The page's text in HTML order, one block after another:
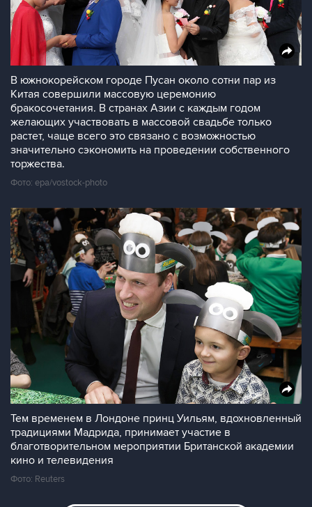
В южнокорейском городе Пусан около сотни пар из
Китая совершили массовую церемонию
бракосочетания. В странах Азии с каждым годом
желающих участвовать в массовой свадьбе только
растет, чаще всего это связано с возможностью
значительно сэкономить на проведении собственного
торжества.
Фото: epa/vostock-photo
Тем временем в Лондоне принц Уильям, вдохновленный
традициями Мадрида, принимает участие в
благотворительном мероприятии Британской академии
кино и телевидения
Фото: Reuters